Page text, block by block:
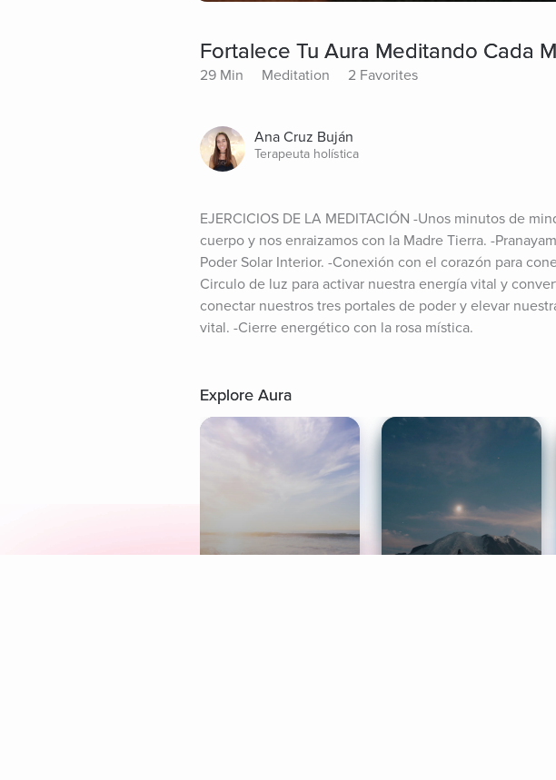
Fortalece Tu Aura Meditando Cada
29 Min Meditation 2 Favorites
Ana Cruz Buján
Terapeuta holística
EJERCICIOS DE LA MEDITACIÓN -Unos minutos de
cuerpo y nos enraizamos con la Madre Tierra. -
Poder Solar Interior. -Conexión con el corazón para
Circulo de luz para activar nuestra energía vital y
conectar nuestros tres portales de poder y elevar
vital. -Cierre energético con la rosa mística.
Explore Aura